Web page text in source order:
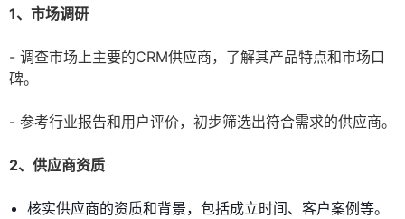
1、市场调研
- 调查市场上主要的CRM供应商，了解其产品特点和市场口
碑。
- 参考行业报告和用户评价，初步筛选出符合需求的供应商。
2、供应商资质
核实供应商的资质和背景，包括成立时间、客户案例等。